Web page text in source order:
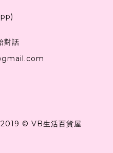
對話
2019 © VB生活百貨屋